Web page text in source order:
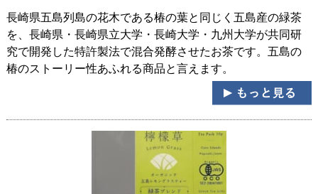
長崎県五島列島の花木である椿の葉と同じく五島産の緑茶
を、長崎県・長崎県立大学・長崎大学・九州大学が共同研
究で開発した特許製法で混合発酵させたお茶です。五島の
椿のストーリー性あふれる商品と言えます。